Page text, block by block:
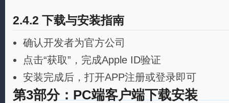
2.4.2 下载与安装指南
确认开发者为官方公司
点击“获取”，完成Apple ID验证
安装完成后，打开APP注册或登录即可
第3部分：PC端客户端下载安装